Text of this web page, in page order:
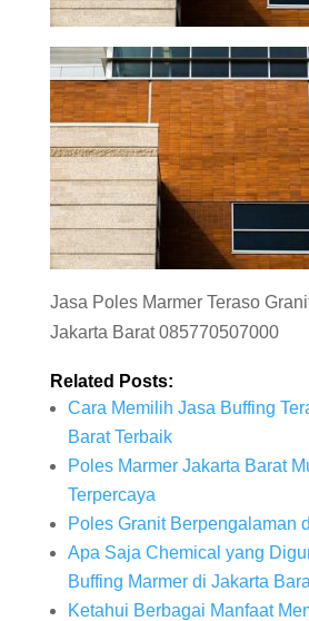
Jasa Poles Marmer Teraso
Jakarta Barat 085770507000
Related Posts:
Cara Memilih Jasa Buffing
Barat Terbaik
Poles Marmer Jakarta Barat
Terpercaya
Poles Granit Berpengalaman
Apa Saja Chemical yang
Buffing Marmer di Jakarta
Ketahui Berbagai Manfaat